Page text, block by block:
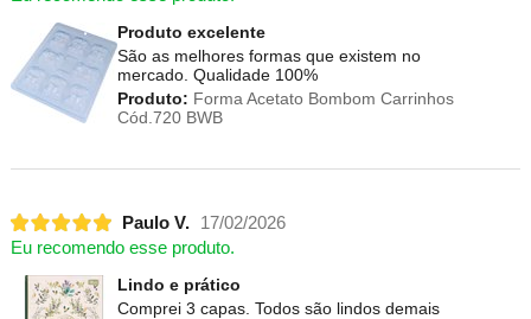
Produto excelente
São as melhores formas que existem no
mercado. Qualidade 100%
Produto: Forma Acetato Bombom Carrinhos
Cód.720 BWB
Paulo V.
17/02/2026
Eu recomendo esse produto.
Lindo e prático
Comprei 3 capas. Todos são lindos demais